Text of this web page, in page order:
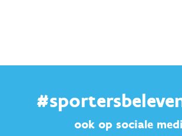
ook op sociale